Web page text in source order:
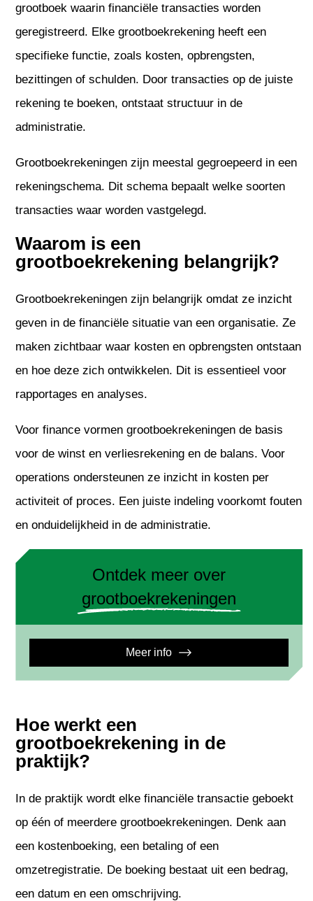
grootboek waarin financiële transacties worden
geregistreerd. Elke grootboekrekening heeft een
specifieke functie, zoals kosten, opbrengsten,
bezittingen of schulden. Door transacties op de juiste
rekening te boeken, ontstaat structuur in de
administratie.
Grootboekrekeningen zijn meestal gegroepeerd in een
rekeningschema. Dit schema bepaalt welke soorten
transacties waar worden vastgelegd.
Waarom is een
grootboekrekening belangrijk?
Grootboekrekeningen zijn belangrijk omdat ze inzicht
geven in de financiële situatie van een organisatie. Ze
maken zichtbaar waar kosten en opbrengsten ontstaan
en hoe deze zich ontwikkelen. Dit is essentieel voor
rapportages en analyses.
Voor finance vormen grootboekrekeningen de basis
voor de winst en verliesrekening en de balans. Voor
operations ondersteunen ze inzicht in kosten per
activiteit of proces. Een juiste indeling voorkomt fouten
en onduidelijkheid in de administratie.
Ontdek meer over
grootboekrekeningen
Meer info
Hoe werkt een
grootboekrekening in de
praktijk?
In de praktijk wordt elke financiële transactie geboekt
op één of meerdere grootboekrekeningen. Denk aan
een kostenboeking, een betaling of een
omzetregistratie. De boeking bestaat uit een bedrag,
een datum en een omschrijving.